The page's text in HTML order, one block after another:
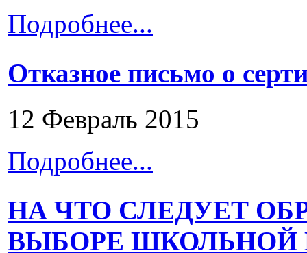
Подробнее...
Отказное письмо о
12 Февраль 2015
Подробнее...
НА ЧТО СЛЕДУЕТ
ВЫБОРЕ ШКОЛЬНОЙ